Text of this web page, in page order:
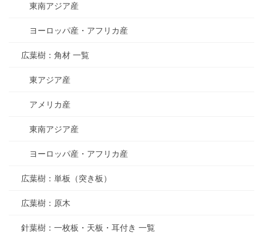
東南アジア産
ヨーロッパ産・アフリカ産
広葉樹：角材 一覧
東アジア産
アメリカ産
東南アジア産
ヨーロッパ産・アフリカ産
広葉樹：単板（突き板）
広葉樹：原木
針葉樹：一枚板・天板・耳付き 一覧